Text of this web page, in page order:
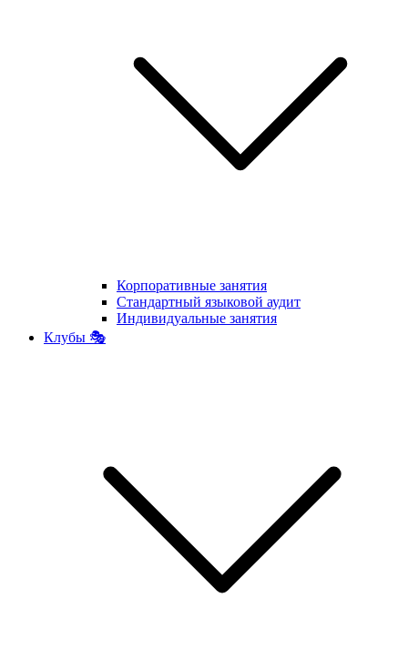
Корпоративные занятия
Стандартный языковой аудит
Индивидуальные занятия
Клубы 🎭